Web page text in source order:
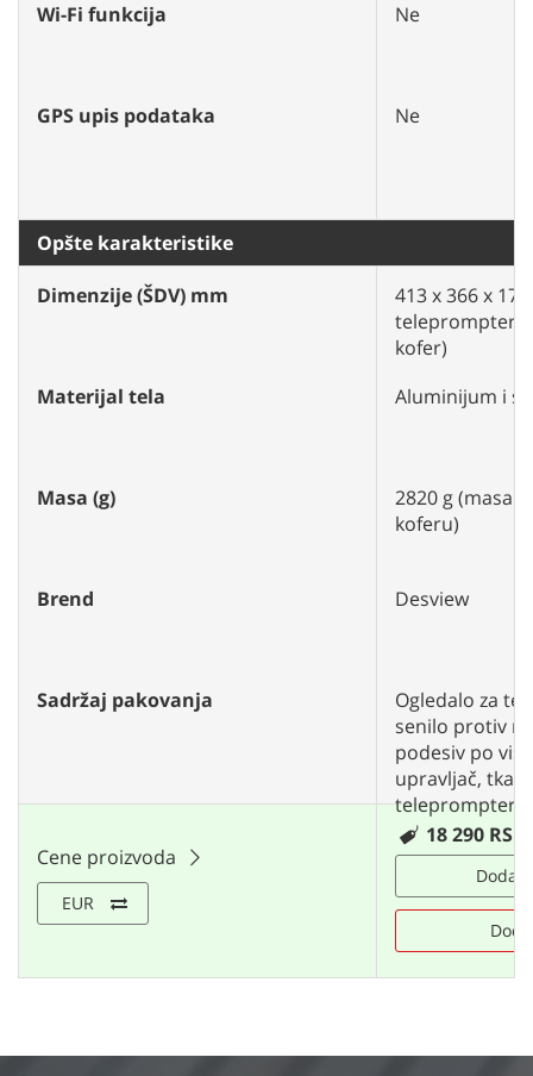
Wi-Fi funkcija
GPS upis podataka
Ne
Ne
Opšte karakteristike
Dimenzije (ŠDV) mm
Materijal tela
Masa (g)
Brend
Sadržaj pakovanja
413 x 366 x
telepromptera
kofer)
Aluminijum i
2820 g (masa
koferu)
Desview
Ogledalo za
senilo protiv
podesiv po
upravljač,
Cene proizvoda
EUR
18 290 RSD
Dodaj